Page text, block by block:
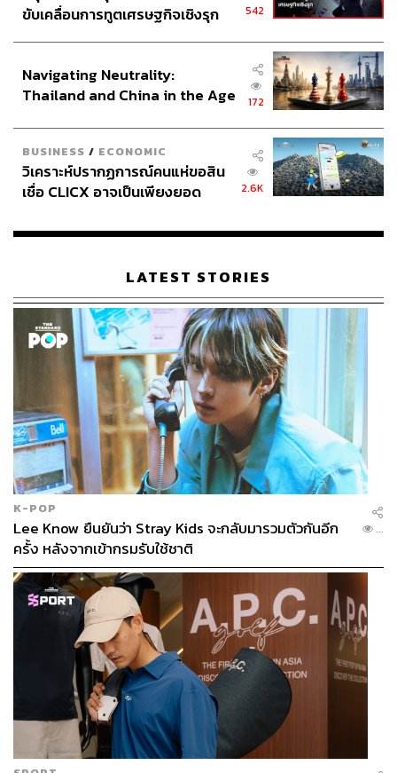
มาตรการที่รัดกุมเช่นนี้อาจมีความจำเป็นในการจำกัดการ
แพร่ระบาดของโควิด-19 แต่ผลที่ไม่อาจหลีกเลี่ยงได้คือการ
ใหญ่และขนาดเล็กในระดับต่างๆ กัน ร้านอาหารและร้าน
ทุนมหาศาล หลายร้านเป็นธุรกิจในครอบครัวที่เจ้าของร้าน
ทำอาหารและเสิร์ฟอาหารด้วยตัวเอง เช่นเดียวกับสถานที่
ออกกำลังกายหลายแห่งมีเจ้าของเป็นนายทุนรายเล็ก เจ้าของ
ธุรกิจเหล่านี้ต้องเผชิญกับรายได้ที่ลดลงจนกระทั่งถึงขาดราย
ได้เป็นเวลาอย่างน้อยหนึ่งเดือน แต่ยังจำเป็นจะต้องจ่ายค่าเช่า
ที่ ซึ่งเป็นที่รู้กันว่าในแอลเอนั้นมีราคาแพงหูฉี่
จนถึงขณะนี้นครลอสแอนเจลิสเริ่มออกมาตรการต่างๆ เพื่อ
ช่วยเหลือผู้ได้รับผลกระทบบางส่วน ไม่ว่าจะเป็นความน่าจะ
ขับเคลื่อนการทูตเศรษฐกิจเชิงรุก
542
Navigating Neutrality:
Thailand and China in the Age
172
BUSINESS / ECONOMIC
วิเคราะห์ปรากฏการณ์คนแห่ขอสิน
เชื่อ CLICX อาจเป็นเพียงยอด
เรือนไทยที่ถูกซุกไว้
2.6K
LATEST STORIES
K-POP
Lee Know ยืนยันว่า Stray Kids จะกลับมารวมตัวกันอีก
ครั้ง หลังจากเข้ากรมรับใช้ชาติ
...